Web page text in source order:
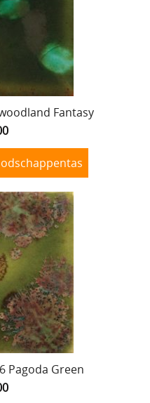
Fantasy
Pagoda Green